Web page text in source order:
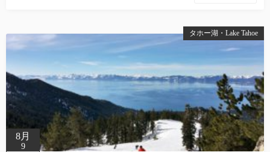
タホー湖・Lake Tahoe
8月
9